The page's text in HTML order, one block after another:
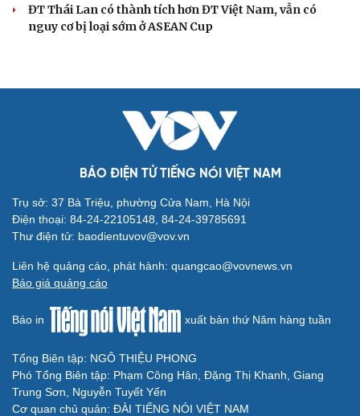
ĐT Thái Lan có thành tích hơn ĐT Việt Nam, vẫn có
nguy cơ bị loại sớm ở ASEAN Cup
BÁO ĐIỆN TỬ TIẾNG NÓI VIỆT NAM
Trụ sở: 37 Bà Triệu, phường Cửa Nam, Hà Nội
Điện thoại: 84-24-22105148, 84-24-39785691
Thư điện tử: baodientuvov@vov.vn
Liên hệ quảng cáo, phát hành: quangcao@vovnews.vn
Báo giá quảng cáo
Báo in xuất bản thứ Năm hàng tuần
Tổng Biên tập: NGÔ THIỆU PHONG
Phó Tổng Biên tập: Phạm Công Hân, Đặng Thị Khanh, Giang
Trung Sơn, Nguyễn Tuyết Yến
Cơ quan chủ quản: ĐÀI TIẾNG NÓI VIỆT NAM